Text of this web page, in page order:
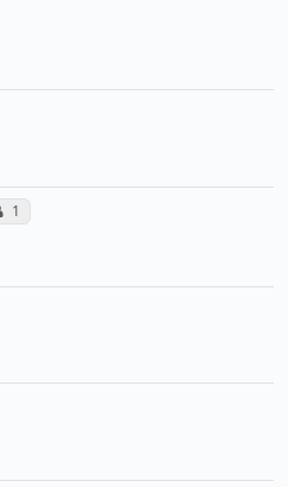
コミュニケーション・タイプ投票数
1